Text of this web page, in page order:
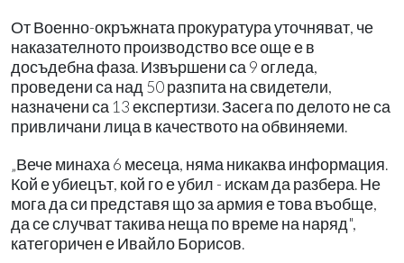
От Военно-окръжната прокуратура уточняват, че
наказателното производство все още е в
досъдебна фаза. Извършени са 9 огледа,
проведени са над 50 разпита на свидетели,
назначени са 13 експертизи. Засега по делото не са
привличани лица в качеството на обвиняеми.
„Вече минаха 6 месеца, няма никаква информация.
Кой е убиецът, кой го е убил - искам да разбера. Не
мога да си представя що за армия е това въобще,
да се случват такива неща по време на наряд",
категоричен е Ивайло Борисов.